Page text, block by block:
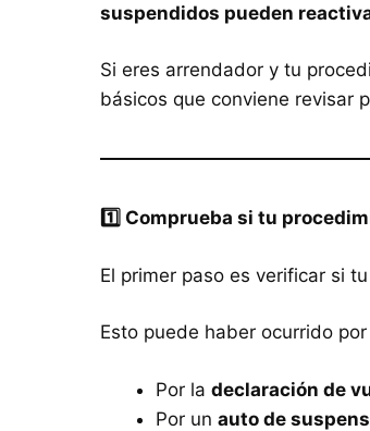
suspendidos pueden
Si eres arrendador y tu
básicos que conviene revisar
1️ ⃣ Comprueba si tu
El primer paso es verificar si
Esto puede haber ocurrido
Por la declaración de
Por un auto de